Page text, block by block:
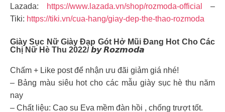
Lazada:
https://www.lazada.vn/shop/rozmoda-official
–
Tiki: https://tiki.vn/cua-hang/giay-dep-the-thao-rozmoda
Giày Sục Nữ Giày Đạp Gót Hở Mũi Đang Hot Cho Các
Chị Nữ Hè Thu 2022/ 𝙗𝙮 𝙍𝙤𝙯𝙢𝙤𝙙𝙖
Chấm + Like post để nhận ưu đãi giảm giá nhé!
– Bảng màu siêu hot cho các mẫu giày sục hè thu năm
nay
– Chất liệu: Cao su Eva mềm đàn hồi , chống trượt tốt.